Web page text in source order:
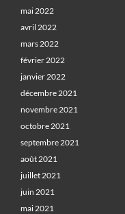
mai 2022
avril 2022
mars 2022
février 2022
janvier 2022
décembre 2021
novembre 2021
octobre 2021
septembre 2021
août 2021
juillet 2021
juin 2021
mai 2021